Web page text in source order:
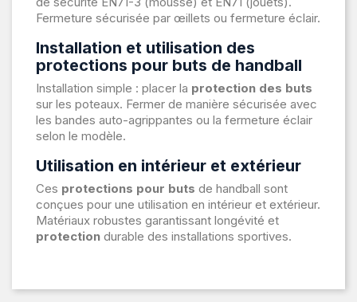
Fermeture sécurisée par œillets ou fermeture éclair.
Installation et utilisation des
protections pour buts de handball
Installation simple : placer la protection des buts
sur les poteaux. Fermer de manière sécurisée avec
les bandes auto-agrippantes ou la fermeture éclair
selon le modèle.
Utilisation en intérieur et extérieur
Ces protections pour buts de handball sont
conçues pour une utilisation en intérieur et extérieur.
Matériaux robustes garantissant longévité et
protection durable des installations sportives.